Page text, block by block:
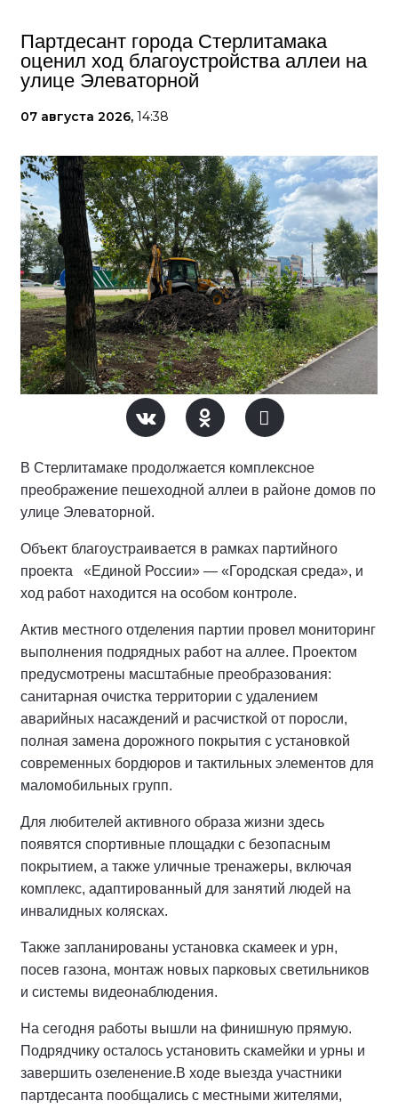
Партдесант города Стерлитамака
оценил ход благоустройства аллеи на
улице Элеваторной
07 августа 2026, 14:38
В Стерлитамаке продолжается комплексное
преображение пешеходной аллеи в районе домов по
улице Элеваторной.
Объект благоустраивается в рамках партийного
проекта «Единой России» — «Городская среда», и
ход работ находится на особом контроле.
Актив местного отделения партии провел мониторинг
выполнения подрядных работ на аллее. Проектом
предусмотрены масштабные преобразования:
санитарная очистка территории с удалением
аварийных насаждений и расчисткой от поросли,
полная замена дорожного покрытия с установкой
современных бордюров и тактильных элементов для
маломобильных групп.
Для любителей активного образа жизни здесь
появятся спортивные площадки с безопасным
покрытием, а также уличные тренажеры, включая
комплекс, адаптированный для занятий людей на
инвалидных колясках.
Также запланированы установка скамеек и урн,
посев газона, монтаж новых парковых светильников
и системы видеонаблюдения.
На сегодня работы вышли на финишную прямую.
Подрядчику осталось установить скамейки и урны и
завершить озеленение.В ходе выезда участники
партдесанта пообщались с местными жителями,